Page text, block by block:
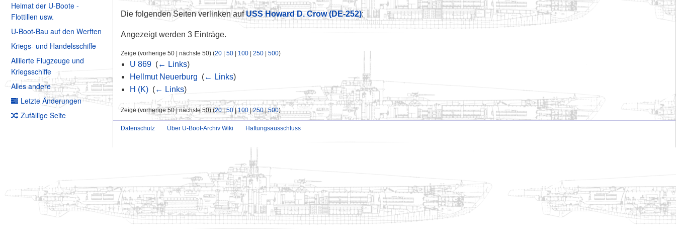
Heimat der U-Boote -
Flottillen usw.
U-Boot-Bau auf den Werften
Kriegs- und Handelsschiffe
Alliierte Flugzeuge und
Kriegsschiffe
Alles andere
Letzte Änderungen
Zufällige Seite
Die folgenden Seiten verlinken aufUSS Howard D. Crow (DE-252):
Angezeigt werden 3 Einträge.
Zeige (vorherige 50 | nächste 50) (20 |50 100 |250 |500)
U 869‎ (← Links)
Hellmut Neuerburg (← Links)
H (K)‎ (← Links)
Zeige (vorherige 50 | nächste 50) (20|50 |100 |250|500)
Datenschutz Über U-Boot-Archiv Wiki Haftungsausschluss